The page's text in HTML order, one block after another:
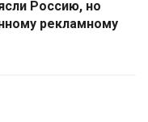
Россию, но
рекламному